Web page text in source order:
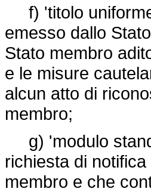
f) 'titolo uniforme
emesso dallo
Stato membro
e le misure
alcun atto di
membro;
g) 'modulo
richiesta di
membro e che